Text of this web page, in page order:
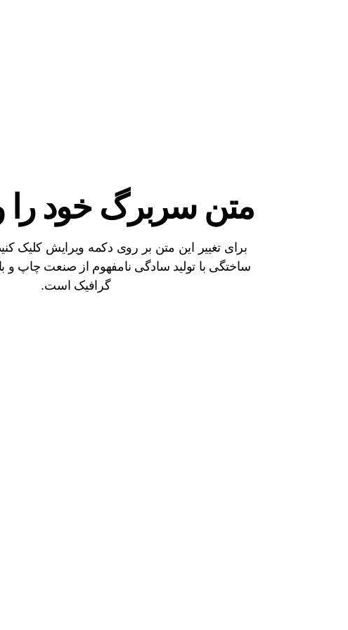
متن سربرگ خود را
برای تغییر این متن بر روی دکمه ویرایش کلیک
ساختگی با تولید سادگی نامفهوم از صنعت چاپ و
گرافیک است.